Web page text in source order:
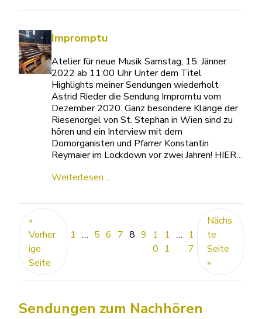
Impromptu
Atelier für neue Musik Samstag, 15. Jänner
2022 ab 11:00 Uhr Unter dem Titel
Highlights meiner Sendungen wiederholt
Astrid Rieder die Sendung Impromtu vom
Dezember 2020. Ganz besondere Klänge der
Riesenorgel von St. Stephan in Wien sind zu
hören und ein Interview mit dem
Domorganisten und Pfarrer Konstantin
Reymaier im Lockdown vor zwei Jahren! HIER…
Weiterlesen ...
«
Vorher
ige
Seite
1 … 5 6 7 8 9
1
0
1
1
… 1
7
Nächs
te
Seite
»
Sendungen zum Nachhören